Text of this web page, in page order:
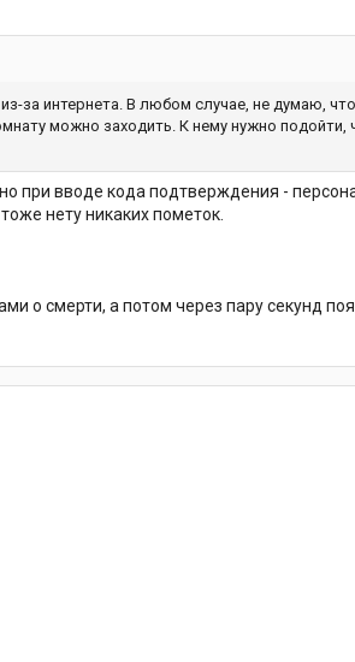
за интернета. В любом случае, не думаю,
можно заходить. К нему нужно подойти,
при вводе кода подтверждения -
нету никаких пометок.
о смерти, а потом через пару секунд